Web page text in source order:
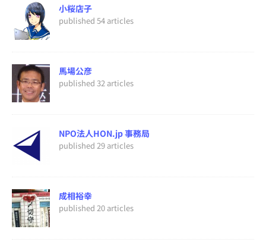
小桜店子
published 54 articles
馬場公彦
published 32 articles
NPO法人HON.jp 事務局
published 29 articles
成相裕幸
published 20 articles